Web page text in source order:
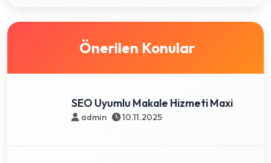
Önerilen Konular
SEO Uyumlu Makale Hizmeti Maxi
admin 10.11.2025